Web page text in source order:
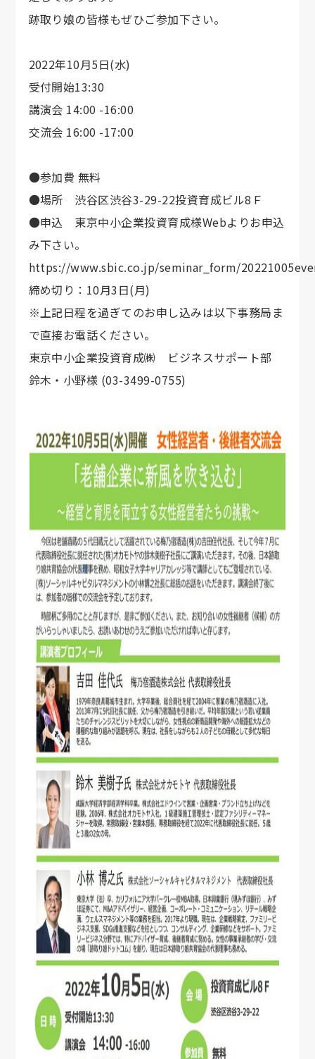
跡取り娘の皆様もぜひご参加下さい。
2022年10月5日(水)
受付開始13:30
講演会 14:00 -16:00
交流会 16:00 -17:00
●参加費 無料
●場所 渋谷区渋谷3-29-22投資育成ビル8Ｆ
●申込 東京中小企業投資育成様Webよりお申込
み下さい。
https://www.sbic.co.jp/seminar_form/
締め切り：10月3日(月)
※上記日程を過ぎてのお申し込みは以下事務局ま
で直接お電話ください。
東京中小企業投資育成㈱ ビジネスサポート部
鈴木・小野様 (03-3499-0755)